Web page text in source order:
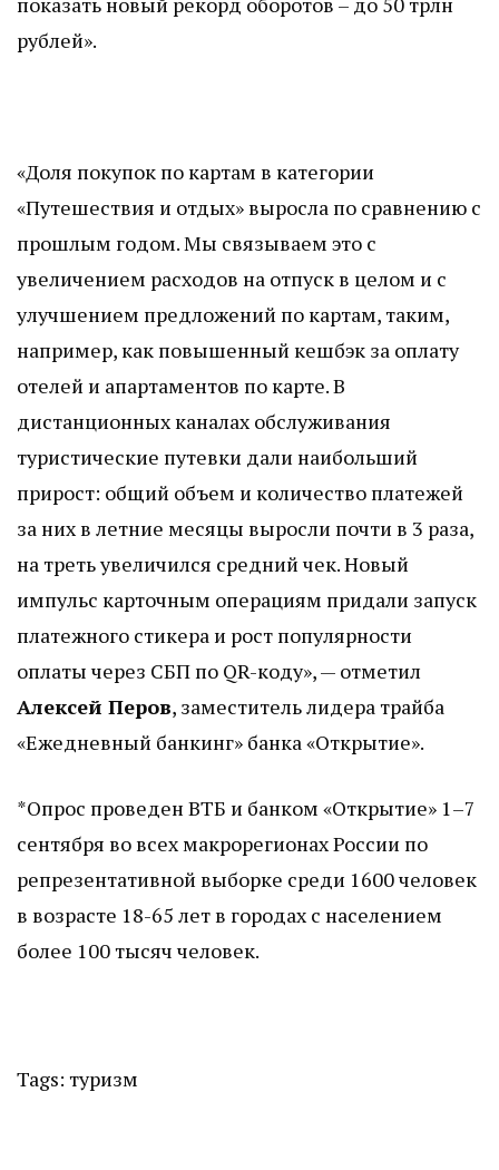
рублей».
«Доля покупок по картам в категории
«Путешествия и отдых» выросла по сравнению с
прошлым годом. Мы связываем это с
увеличением расходов на отпуск в целом и с
улучшением предложений по картам, таким,
например, как повышенный кешбэк за оплату
отелей и апартаментов по карте. В
дистанционных каналах обслуживания
туристические путевки дали наибольший
прирост: общий объем и количество платежей
за них в летние месяцы выросли почти в 3 раза,
на треть увеличился средний чек. Новый
импульс карточным операциям придали запуск
платежного стикера и рост популярности
оплаты через СБП по QR-коду», — отметил
Алексей Перов, заместитель лидера трайба
«Ежедневный банкинг» банка «Открытие».
*Опрос проведен ВТБ и банком «Открытие» 1–7
сентября во всех макрорегионах России по
репрезентативной выборке среди 1600 человек
в возрасте 18-65 лет в городах с населением
более 100 тысяч человек.
Tags: туризм